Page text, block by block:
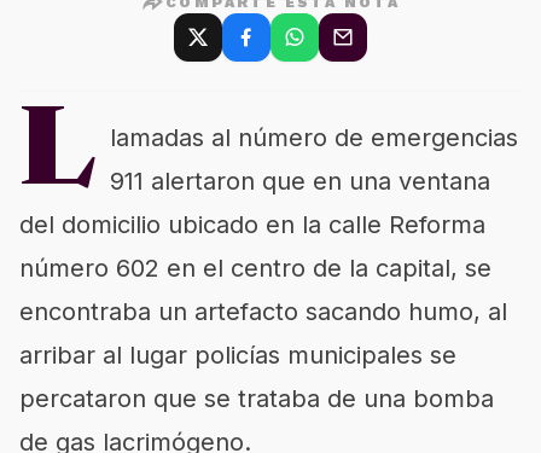
L lamadas al número de emergencias
911 alertaron que en una ventana
del domicilio ubicado en la calle Reforma
número 602 en el centro de la capital, se
encontraba un artefacto sacando humo, al
arribar al lugar policías municipales se
percataron que se trataba de una bomba
de gas lacrimógeno.